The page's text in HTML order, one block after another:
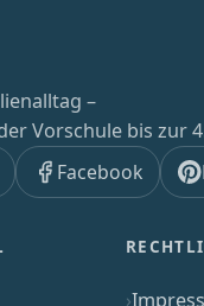
–
Vorschule bis zur
Facebook